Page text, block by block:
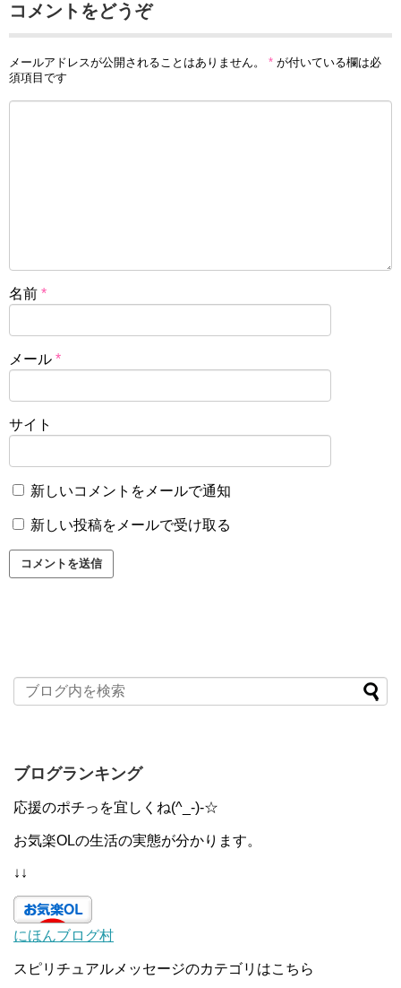
コメントをどうぞ
メールアドレスが公開されることはありません。 * が付いている欄は必
須項目です
名前 *
メール *
サイト
新しいコメントをメールで通知
新しい投稿をメールで受け取る
ブログランキング
応援のポチっを宜しくね(^_-)-☆
お気楽OLの生活の実態が分かります。
↓↓
にほんブログ村
スピリチュアルメッセージのカテゴリはこちら